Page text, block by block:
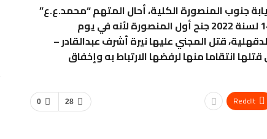
جنوب المنصورة الكلية، أحال المتهم “محمد.ع.ع”
إلى محكمة الجنايات المختصة في القضية رقم 1409 لسنة 2022 جنح أول المنصورة لأنه في يوم
الدقهلية، قتل المجني عليها نيرة أشرف عبدالقادر –
انتقاما منها لرفضها الارتباط به وإخفاق
0 28 ReddIt
اقتصاد
بنك مصر يضخ أكثر من 100 مليون جنيه لتطوير الخدمات
الصحية…
AKHERALANBAAEG يومين منذ
السفير نببل فهمى الأمين العام لجامعة الدول العربية…